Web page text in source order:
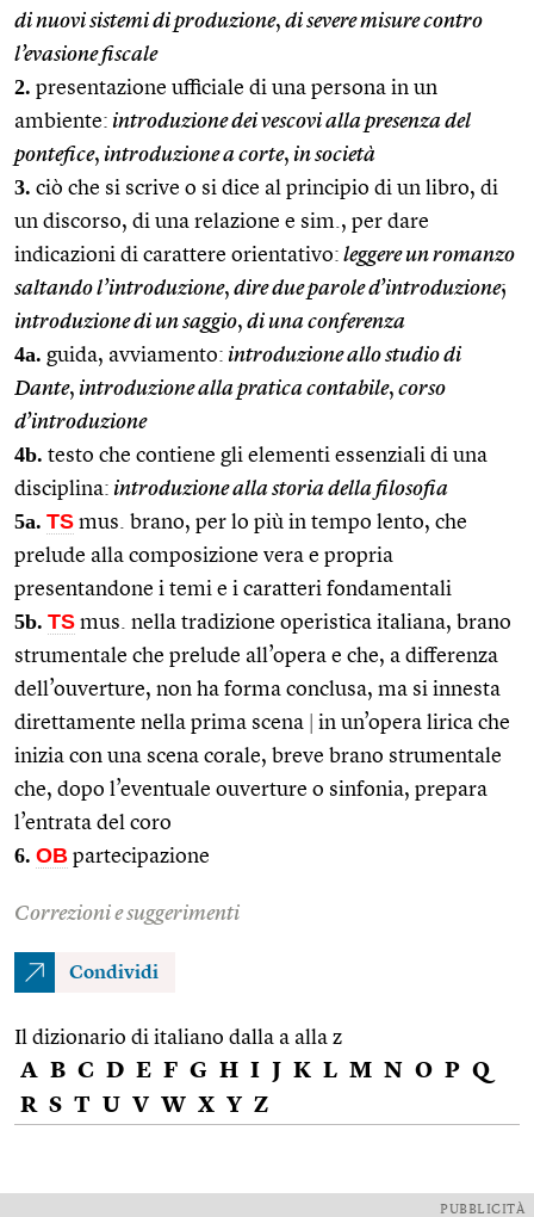
di nuovi sistemi di produzione, di severe misure contro
l’evasione fiscale
2. presentazione ufficiale di una persona in un
ambiente: introduzione dei vescovi alla presenza del
pontefice, introduzione a corte, in società
3. ciò che si scrive o si dice al principio di un libro, di
un discorso, di una relazione e sim., per dare
indicazioni di carattere orientativo: leggere un romanzo
saltando l’introduzione, dire due parole d’introduzione;
introduzione di un saggio, di una conferenza
4a. guida, avviamento: introduzione allo studio di
Dante, introduzione alla pratica contabile, corso
d’introduzione
4b. testo che contiene gli elementi essenziali di una
disciplina: introduzione alla storia della filosofia
5a. TS mus. brano, per lo più in tempo lento, che
prelude alla composizione vera e propria
presentandone i temi e i caratteri fondamentali
5b. TS mus. nella tradizione operistica italiana, brano
strumentale che prelude all’opera e che, a differenza
dell’ouverture, non ha forma conclusa, ma si innesta
direttamente nella prima scena
in un’opera lirica che
inizia con una scena corale, breve brano strumentale
che, dopo l’eventuale ouverture o sinfonia, prepara
l’entrata del coro
6. OB partecipazione
Correzioni e suggerimenti
Condividi
Il dizionario di italiano dalla a alla z
A B C D E F G H I J K L M N O P Q
R S T U V W X Y Z
PUBBLICITÀ